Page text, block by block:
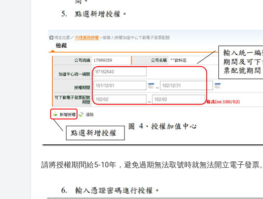
請將授權期間給5-10年，避免過期無法取號時就無法開立電子發票。